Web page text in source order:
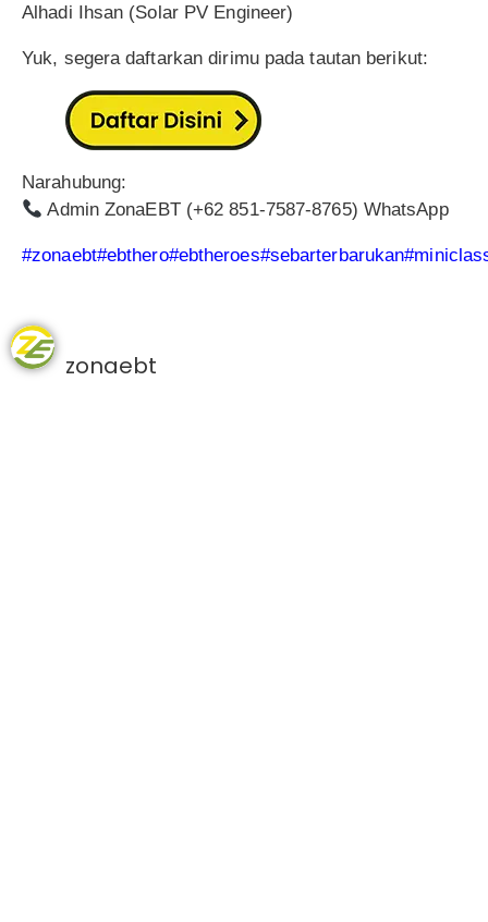
Alhadi Ihsan (Solar PV Engineer)
Yuk, segera daftarkan dirimu pada tautan berikut:
Narahubung:
Admin ZonaEBT (+62 851-7587-8765) WhatsApp
#zonaebt#ebthero#ebtheroes#sebarterbarukan
zonaebt